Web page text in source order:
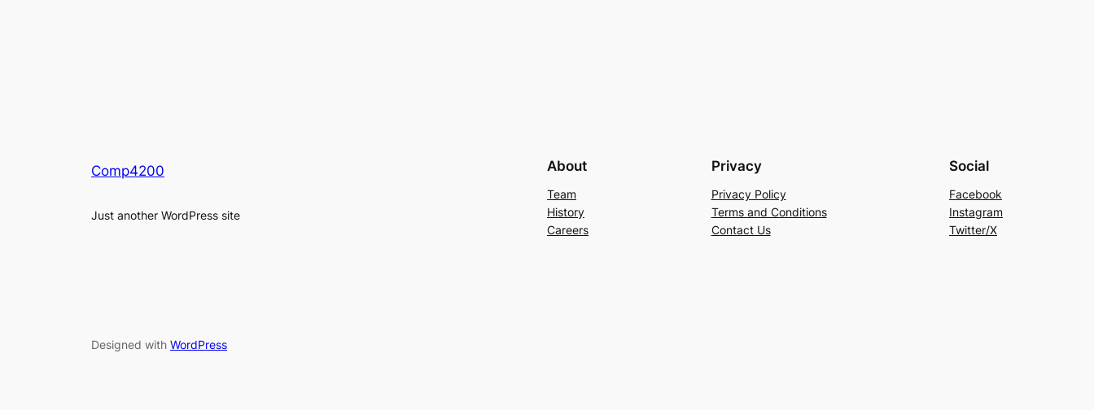
Comp4200
Just another WordPress site
About
Team
History
Careers
Privacy
Privacy Policy
Terms and Conditions
Contact Us
Social
Facebook
Instagram
Twitter/X
Designed with WordPress